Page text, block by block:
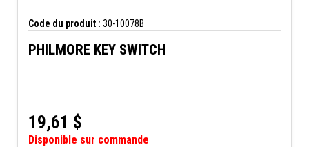
Code du produit : 30-10078B
PHILMORE KEY SWITCH
19,61 $
Disponible sur commande